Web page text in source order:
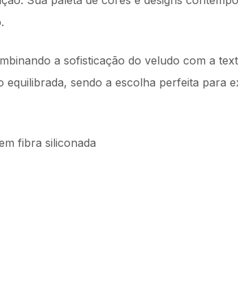
a sofisticação do veludo com a
equilibrada, sendo a escolha perfeita para
fibra siliconada